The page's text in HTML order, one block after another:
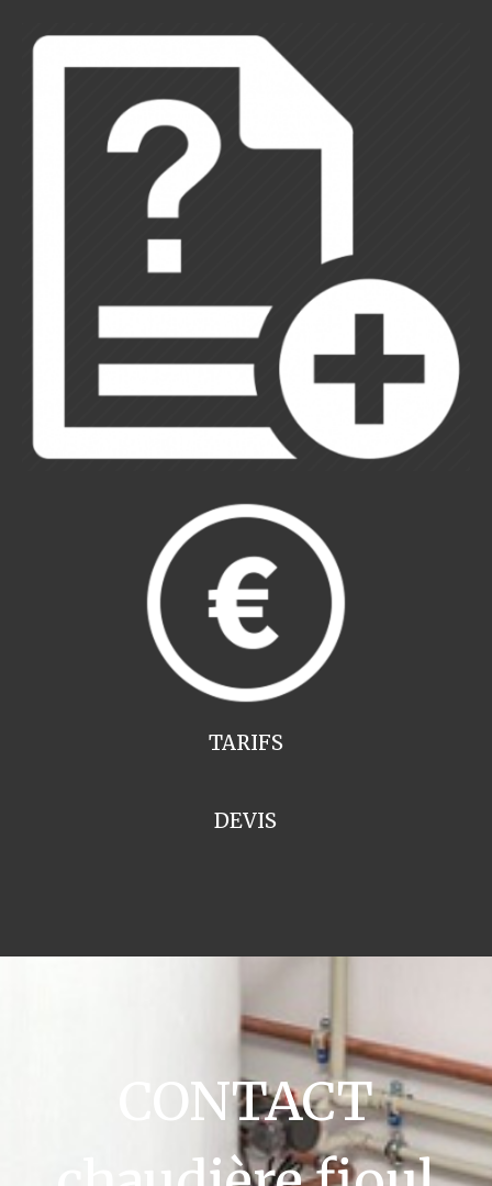
TARIFS
DEVIS
CONTACT